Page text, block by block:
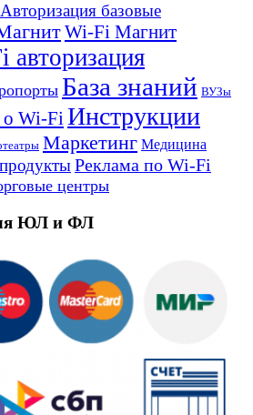
базовые
Wi-Fi Магнит
авторизация
База знаний ВУЗы
о Wi-FiИнструкции
Маркетинг Медицина
Реклама по Wi-Fi
центры
ЮЛ и ФЛ